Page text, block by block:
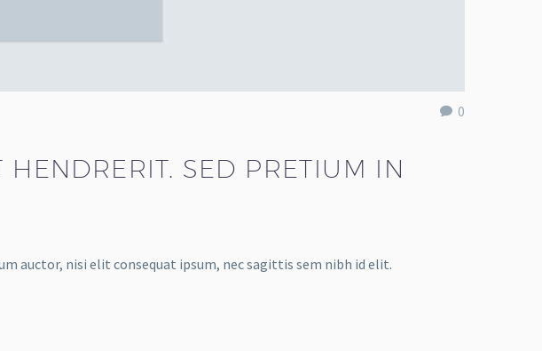
0
SED PRETIUM IN
auctor, nisi elit consequat ipsum, nec sagittis sem nibh id elit.